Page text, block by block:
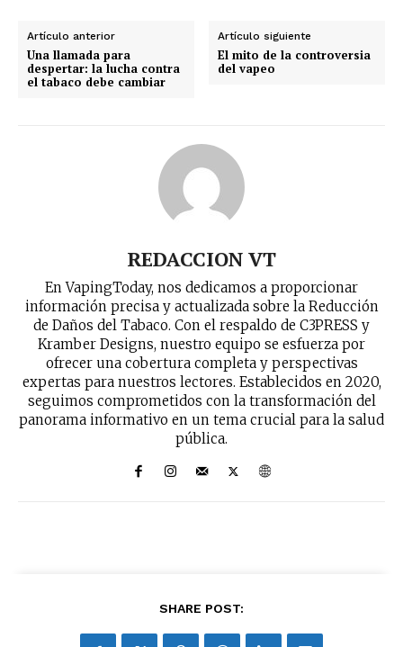
recibe todas las noticias del vapeo y la
reducción de daños en tu correo
electrónico.
tobacco harm reduction in your email.
SUBSCRIBIRSE
Artículo anterior
Una llamada para
despertar: la lucha contra
el tabaco debe cambiar
Artículo siguiente
El mito de la controversia
del vapeo
REDACCION VT
En VapingToday, nos dedicamos a proporcionar
información precisa y actualizada sobre la Reducción
de Daños del Tabaco. Con el respaldo de C3PRESS y
Kramber Designs, nuestro equipo se esfuerza por
ofrecer una cobertura completa y perspectivas
expertas para nuestros lectores. Establecidos en 2020,
seguimos comprometidos con la transformación del
panorama informativo en un tema crucial para la salud
pública.
SHARE POST: